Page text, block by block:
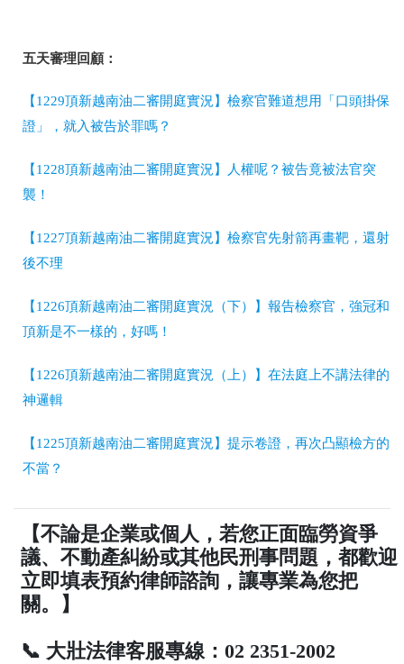
五天審理回顧：
【1229頂新越南油二審開庭實況】檢察官難道想用「口頭掛保
證」，就入被告於罪嗎？
【1228頂新越南油二審開庭實況】人權呢？被告竟被法官突
襲！
【1227頂新越南油二審開庭實況】檢察官先射箭再畫靶，還射
後不理
【1226頂新越南油二審開庭實況（下）】報告檢察官，強冠和
頂新是不一樣的，好嗎！
【1226頂新越南油二審開庭實況（上）】在法庭上不講法律的
神邏輯
【1225頂新越南油二審開庭實況】提示卷證，再次凸顯檢方的
不當？
【不論是企業或個人，若您正面臨勞資爭
議、不動產糾紛或其他民刑事問題，都歡迎
立即填表預約律師諮詢，讓專業為您把
關。】
📞 大壯法律客服專線：02 2351-2002